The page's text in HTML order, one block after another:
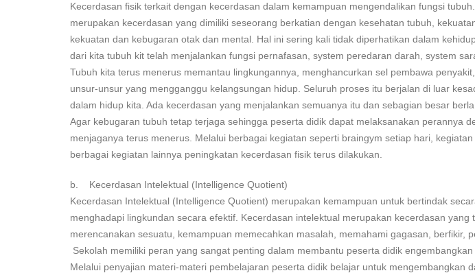
Kecerdasan fisik terkait dengan kecerdasan dalam kemampuan mengendalikan fungsi
merupakan kecerdasan yang dimiliki seseorang berkatian dengan kesehatan tubuh,
kekuatan dan kebugaran otak dan mental. Hal ini sering kali tidak diperhatikan dalam
dari kita tubuh kit telah menjalankan fungsi pernafasan, system peredaran darah, system
Tubuh kita terus menerus memantau lingkungannya, menghancurkan sel pembawa
unsur-unsur yang mengganggu kelangsungan hidup. Seluruh proses itu berjalan di luar
dalam hidup kita. Ada kecerdasan yang menjalankan semuanya itu dan sebagian besar
Agar kebugaran tubuh tetap terjaga sehingga peserta didik dapat melaksanakan perannya
menjaganya terus menerus. Melalui berbagai kegiatan seperti braingym setiap hari,
berbagai kegiatan lainnya peningkatan kecerdasan fisik terus dilakukan.
b. Kecerdasan Intelektual (Intelligence Quotient)
Kecerdasan Intelektual (Intelligence Quotient) merupakan kemampuan untuk bertindak
menghadapi lingkundan secara efektif. Kecerdasan intelektual merupakan kecerdasan yang
merencanakan sesuatu, kemampuan memecahkan masalah, memahami gagasan, berfikir,
Sekolah memiliki peran yang sangat penting dalam membantu peserta didik engembangkan
Melalui penyajian materi-materi pembelajaran peserta didik belajar untuk mengembangkan